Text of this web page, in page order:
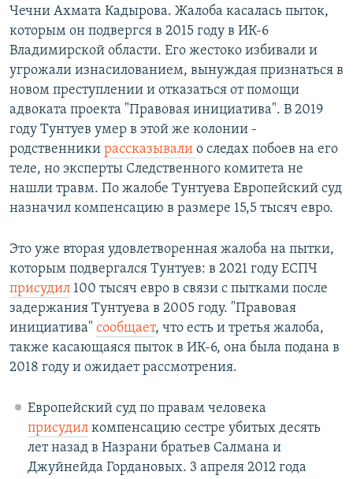
Чечни Ахмата Кадырова. Жалоба касалась пыток,
которым он подвергся в 2015 году в ИК-6
Владимирской области. Его жестоко избивали и
угрожали изнасилованием, вынуждая признаться в
новом преступлении и отказаться от помощи
адвоката проекта "Правовая инициатива". В 2019
году Тунтуев умер в этой же колонии -
родственники рассказывали о следах побоев на его
теле, но эксперты Следственного комитета не
нашли травм. По жалобе Тунтуева Европейский суд
назначил компенсацию в размере 15,5 тысяч евро.
Это уже вторая удовлетворенная жалоба на пытки,
которым подвергался Тунтуев: в 2021 году ЕСПЧ
присудил 100 тысяч евро в связи с пытками после
задержания Тунтуева в 2005 году. "Правовая
инициатива" сообщает, что есть и третья жалоба,
также касающаяся пыток в ИК-6, она была подана в
2018 году и ожидает рассмотрения.
Европейский суд по правам человека
присудилкомпенсацию сестре убитых десять
лет назад в Назрани братьев Салмана и
Джуйнейда Гордановых. 3 апреля 2012 года